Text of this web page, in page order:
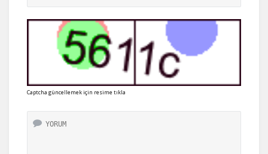
Captcha güncellemek için resime tıkla